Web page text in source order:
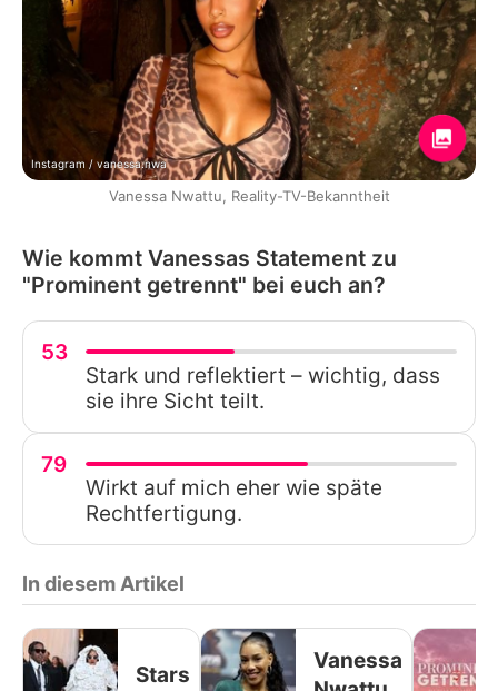
Instagram / vanessa.nwa
Vanessa Nwattu, Reality-TV-Bekanntheit
Wie kommt Vanessas Statement zu
"Prominent getrennt" bei euch an?
53
Stark und reflektiert – wichtig, dass
sie ihre Sicht teilt.
79
Wirkt auf mich eher wie späte
Rechtfertigung.
In diesem Artikel
Stars
Vanessa